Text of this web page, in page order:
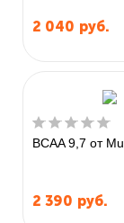
2 040 руб.
BCAA 9,7 от
2 390 руб.